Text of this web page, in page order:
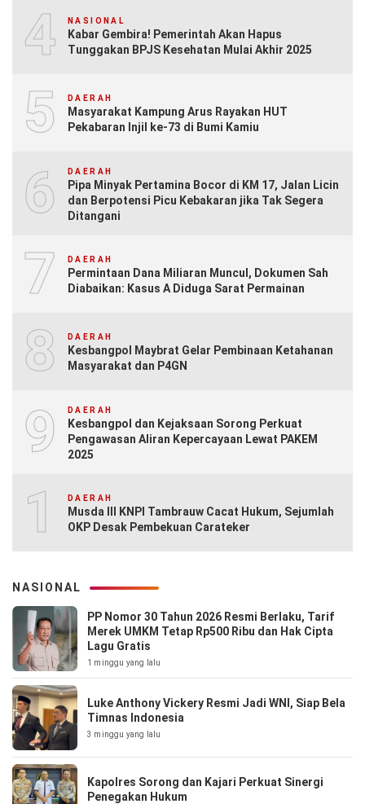
4 NASIONAL
Kabar Gembira! Pemerintah Akan Hapus
Tunggakan BPJS Kesehatan Mulai Akhir 2025
5 DAERAH
Masyarakat Kampung Arus Rayakan HUT
Pekabaran Injil ke-73 di Bumi Kamiu
6 DAERAH
Pipa Minyak Pertamina Bocor di KM 17, Jalan Licin
dan Berpotensi Picu Kebakaran jika Tak Segera
Ditangani
7 DAERAH
Permintaan Dana Miliaran Muncul, Dokumen Sah
Diabaikan: Kasus A Diduga Sarat Permainan
8 DAERAH
Kesbangpol Maybrat Gelar Pembinaan Ketahanan
Masyarakat dan P4GN
9 DAERAH
Kesbangpol dan Kejaksaan Sorong Perkuat
Pengawasan Aliran Kepercayaan Lewat PAKEM
2025
10DAERAH
Musda III KNPI Tambrauw Cacat Hukum, Sejumlah
OKP Desak Pembekuan Carateker
NASIONAL
PP Nomor 30 Tahun 2026 Resmi Berlaku, Tarif
Merek UMKM Tetap Rp500 Ribu dan Hak Cipta
Lagu Gratis
1 minggu yang lalu
Luke Anthony Vickery Resmi Jadi WNI, Siap Bela
Timnas Indonesia
3 minggu yang lalu
Kapolres Sorong dan Kajari Perkuat Sinergi
Penegakan Hukum